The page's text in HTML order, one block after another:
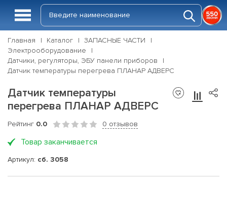
Главная Каталог
ЗАПАСНЫЕ ЧАСТИ
Электрооборудование
Датчики, регуляторы, ЭБУ панели приборов
Датчик температуры перегрева ПЛАНАР АДВЕРС
Датчик температуры
перегрева ПЛАНАР АДВЕРС
Рейтинг 0.0 0 отзывов
Товар заканчивается
Артикул: сб. 3058